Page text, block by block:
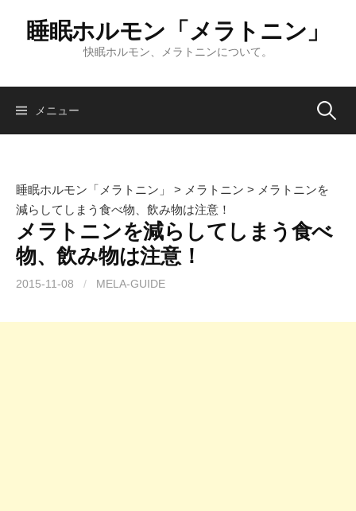
ツ
睡眠ホルモン「メラトニン」
快眠ホルモン、メラトニンについて。
メニュー 検
睡眠ホルモン「メラトニン」 > メラトニン > メラトニンを
減らしてしまう食べ物、飲み物は注意！
メラトニンを減らしてしまう食べ
物、飲み物は注意！
2015-11-08 / MELA-GUIDE